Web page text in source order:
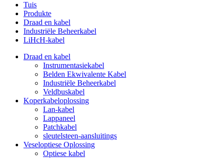
Tuis
Produkte
Draad en kabel
Industriële Beheerkabel
LiHcH-kabel
Draad en kabel
Instrumentasiekabel
Belden Ekwivalente Kabel
Industriële Beheerkabel
Veldbuskabel
Koperkabeloplossing
Lan-kabel
Lappaneel
Patchkabel
sleutelsteen-aansluitings
Veseloptiese Oplossing
Optiese kabel